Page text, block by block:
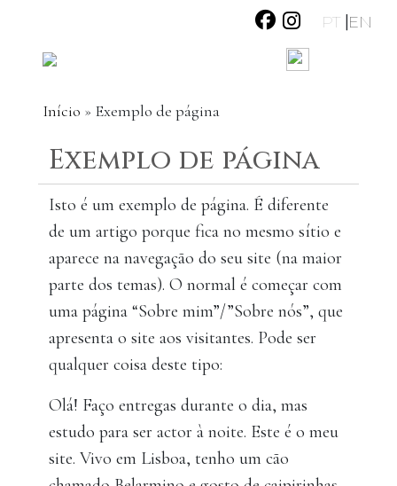
PT EN
Início » Exemplo de página
Exemplo de página
Isto é um exemplo de página. É diferente
de um artigo porque fica no mesmo sítio e
aparece na navegação do seu site (na maior
parte dos temas). O normal é começar com
uma página “Sobre mim”/”Sobre nós”, que
apresenta o site aos visitantes. Pode ser
qualquer coisa deste tipo:
Olá! Faço entregas durante o dia, mas
estudo para ser actor à noite. Este é o meu
site. Vivo em Lisboa, tenho um cão